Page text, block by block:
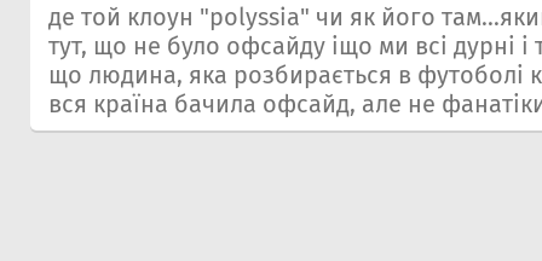
де той клоун "polyssia" чи як його
тут, що не було офсайду іщо ми всі дурні і
що людина, яка розбирається в футоболі
вся країна бачила офсайд, але не